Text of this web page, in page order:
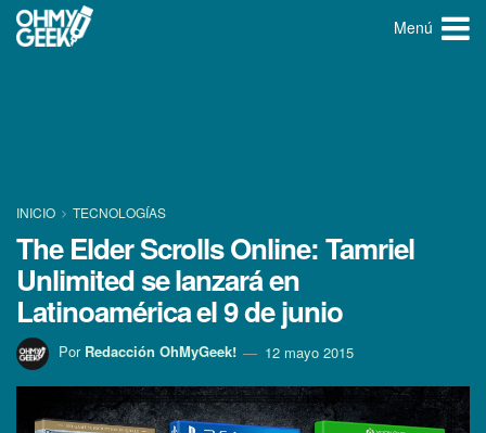
Menú
INICIO TECNOLOGÍ­AS
The Elder Scrolls Online: Tamriel
Unlimited se lanzará en
Latinoamérica el 9 de junio
Por Redacción OhMyGeek! 12 mayo 2015